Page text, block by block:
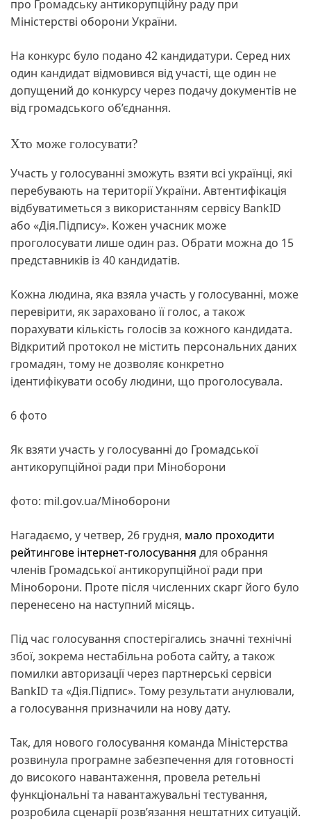
про Громадську антикорупційну раду при
Міністерстві оборони України.
На конкурс було подано 42 кандидатури. Серед них
один кандидат відмовився від участі, ще один не
допущений до конкурсу через подачу документів не
від громадського об’єднання.
Хто може голосувати?
Участь у голосуванні зможуть взяти всі українці, які
перебувають на території України. Автентифікація
відбуватиметься з використанням сервісу BankID
або «Дія.Підпису». Кожен учасник може
проголосувати лише один раз. Обрати можна до 15
представників із 40 кандидатів.
Кожна людина, яка взяла участь у голосуванні, може
перевірити, як зараховано її голос, а також
порахувати кількість голосів за кожного кандидата.
Відкритий протокол не містить персональних даних
громадян, тому не дозволяє конкретно
ідентифікувати особу людини, що проголосувала.
6 фото
Як взяти участь у голосуванні до Громадської
антикорупційної ради при Міноборони
фото: mil.gov.ua/Міноборони
Нагадаємо, у четвер, 26 грудня, мало проходити
рейтингове інтернет-голосування для обрання
членів Громадської антикорупційної ради при
Міноборони. Проте після численних скарг його було
перенесено на наступний місяць.
Під час голосування спостерігались значні технічні
збої, зокрема нестабільна робота сайту, а також
помилки авторизації через партнерські сервіси
BankID та «Дія.Підпис». Тому результати анулювали,
а голосування призначили на нову дату.
Так, для нового голосування команда Міністерства
розвинула програмне забезпечення для готовності
до високого навантаження, провела ретельні
функціональні та навантажувальні тестування,
розробила сценарії розв’язання нештатних ситуацій.